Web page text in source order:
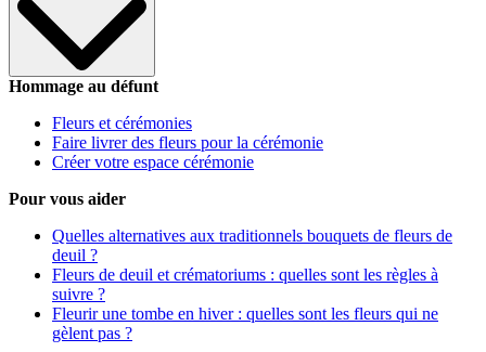
Hommage au défunt
Fleurs et cérémonies
Faire livrer des fleurs pour la cérémonie
Créer votre espace cérémonie
Pour vous aider
Quelles alternatives aux traditionnels bouquets de fleurs de
deuil ?
Fleurs de deuil et crématoriums : quelles sont les règles à
suivre ?
Fleurir une tombe en hiver : quelles sont les fleurs qui ne
gèlent pas ?